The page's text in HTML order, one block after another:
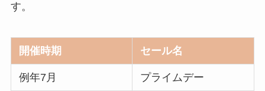
す。
開催時期 セール名
例年7月 プライムデー